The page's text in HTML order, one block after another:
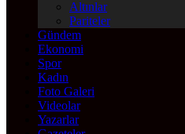
Altınlar
Pariteler
Gündem
Ekonomi
Spor
Kadın
Foto Galeri
Videolar
Yazarlar